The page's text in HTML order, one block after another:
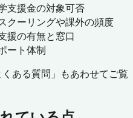
支援金の対象可否
クーリングや課外の頻度
援の有無と窓口
ート体制
ある質問」もあわせてご覧